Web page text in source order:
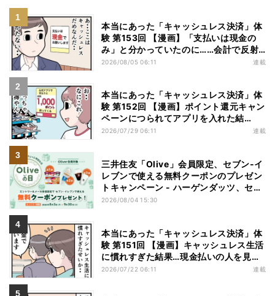
本当にあった「キャッシュレス決済」体
験 第153回 【漫画】「支払いは現金の
み」と分かっていたのに……会計で反射
的に出してしまったものは
2026/08/05 06:11 連載
本当にあった「キャッシュレス決済」体
験 第152回 【漫画】ポイント還元キャン
ペーンにつられてアプリを入れた結
果……お得を逃したまさかの理由
2026/07/29 06:11 連載
三井住友「Olive」会員限定、セブン‐イ
レブンで使える無料クーポンのプレゼン
トキャンペーン - ハーゲンダッツ、セブ
ンカフェなどが無料に
2026/08/04 15:30
本当にあった「キャッシュレス決済」体
験 第151回 【漫画】キャッシュレス生活
に慣れすぎた結果…現金払いの人を見る
と「理由」を推理してしまう
2026/07/22 06:11 連載